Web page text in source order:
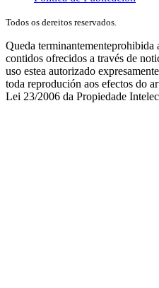
Todos os dereitos reservados.
Queda
contidos ofrecidos a través de
uso estea autorizado
toda reprodución aos efectos do
Lei 23/2006 da Propiedade